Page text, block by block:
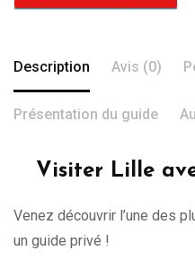
Description Avis (0)
Présentation du guide
Visiter Lille
Venez découvrir l’une des
un guide privé !